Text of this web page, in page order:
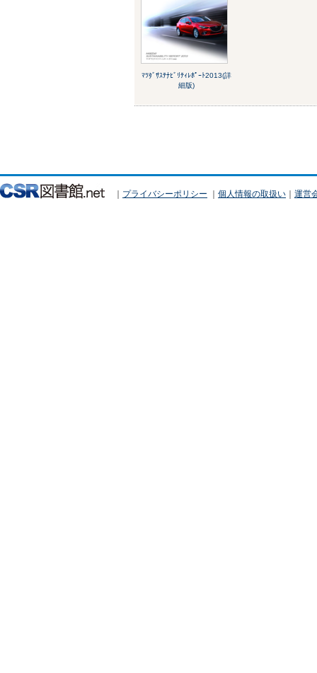
ﾏﾂﾀﾞｻｽﾃﾅﾋﾞﾘﾃｨﾚﾎﾟｰﾄ2013(詳
細版)
｜ プライバシーポリシー ｜ 個人情報の取扱い ｜ 運営